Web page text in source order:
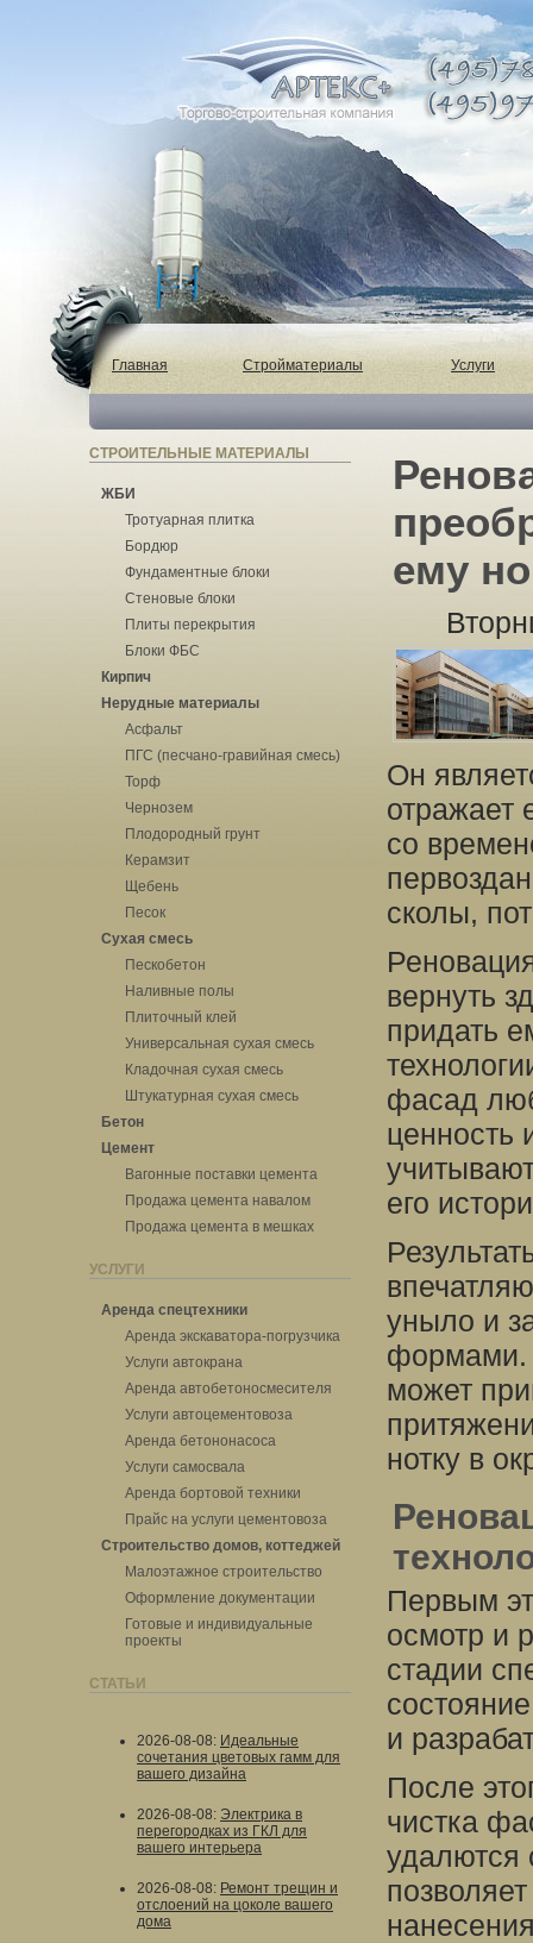
Главная Стройматериалы Услуги
СТРОИТЕЛЬНЫЕ МАТЕРИАЛЫ
ЖБИ
Тротуарная плитка
Бордюр
Фундаментные блоки
Стеновые блоки
Плиты перекрытия
Блоки ФБС
Кирпич
Нерудные материалы
Асфальт
ПГС (песчано-гравийная смесь)
Торф
Чернозем
Плодородный грунт
Керамзит
Щебень
Песок
Сухая смесь
Пескобетон
Наливные полы
Плиточный клей
Универсальная сухая смесь
Кладочная сухая смесь
Штукатурная сухая смесь
Бетон
Цемент
Вагонные поставки цемента
Продажа цемента навалом
Продажа цемента в мешках
УСЛУГИ
Аренда спецтехники
Аренда экскаватора-погрузчика
Услуги автокрана
Аренда автобетоносмесителя
Услуги автоцементовоза
Аренда бетононасоса
Услуги самосвала
Аренда бортовой техники
Прайс на услуги цементовоза
Строительство домов, коттеджей
Малоэтажное строительство
Оформление документации
Готовые и индивидуальные
проекты
СТАТЬИ
2026-08-08: Идеальные
сочетания цветовых гамм для
вашего дизайна
2026-08-08: Электрика в
перегородках из ГКЛ для
вашего интерьера
2026-08-08: Ремонт трещин и
отслоений на цоколе вашего
дома
ему
Он
отражает
со
сколы,
вернуть
придать
фасад
ценность
его
уныло и
формами.
может
нотку в
Первым
осмотр и
стадии
и
После
чистка
удалются